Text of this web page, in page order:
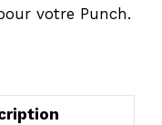
votre Punch.